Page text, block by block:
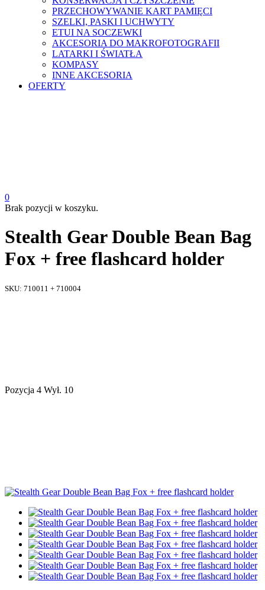
PRZECHOWYWANIE KART PAMIĘCI
SZELKI, PASKI I UCHWYTY
ETUI NA SOCZEWKI
AKCESORIA DO MAKROFOTOGRAFII
LATARKI I ŚWIATŁA
KOMPASY
INNE AKCESORIA
OFERTY
0
Brak pozycji w koszyku.
Stealth Gear Double Bean Bag
Fox + free flashcard holder
SKU: 710011 + 710004
Pozycja 4 Wył. 10